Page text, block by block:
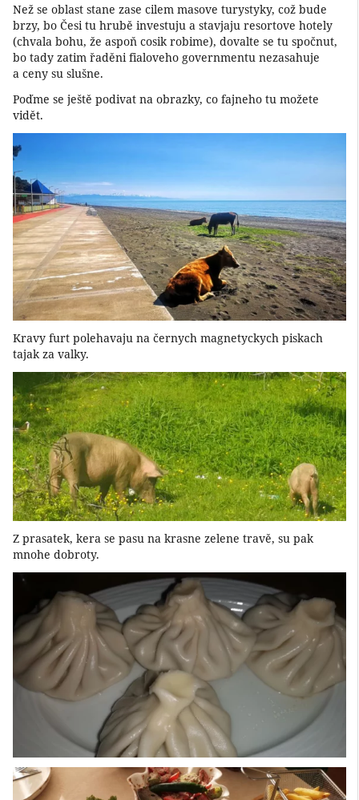
Než se oblast stane zase cilem masove turystyky, což bude
brzy, bo Česi tu hrubě investuju a stavjaju resortove hotely
(chvala bohu, že aspoň cosik robime), dovalte se tu spočnut,
bo tady zatim řaděni fialoveho governmentu nezasahuje
a ceny su slušne.
Poďme se ještě podivat na obrazky, co fajneho tu možete
vidět.
Kravy furt polehavaju na černych magnetyckych piskach
tajak za valky.
Z prasatek, kera se pasu na krasne zelene travě, su pak
mnohe dobroty.